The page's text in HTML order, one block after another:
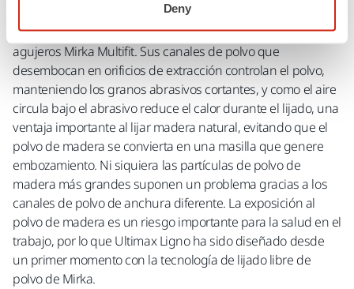
Deny
látex especialmente desarrollado para ofrecer flexibilidad y
resistencia al desgaste de los bordes, con patrón de
agujeros Mirka Multifit. Sus canales de polvo que
desembocan en orificios de extracción controlan el polvo,
manteniendo los granos abrasivos cortantes, y como el aire
circula bajo el abrasivo reduce el calor durante el lijado, una
ventaja importante al lijar madera natural, evitando que el
polvo de madera se convierta en una masilla que genere
embozamiento. Ni siquiera las partículas de polvo de
madera más grandes suponen un problema gracias a los
canales de polvo de anchura diferente. La exposición al
polvo de madera es un riesgo importante para la salud en el
trabajo, por lo que Ultimax Ligno ha sido diseñado desde
un primer momento con la tecnología de lijado libre de
polvo de Mirka.